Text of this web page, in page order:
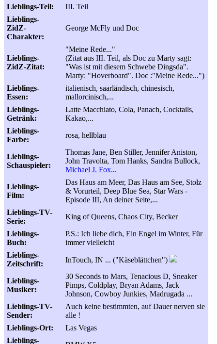
Lieblings-Teil:
III. Teil
Lieblings-
ZidZ-
Charakter:
George McFly und Doc
Lieblings-
ZidZ-Zitat:
"Meine Rede..."
(Zitat aus III. Teil, als Doc zu Marty sagt:
"Was ist mit diesem Schwebe Dingsda".
Marty: "Hoverboard". Doc :"Meine Rede...")
Lieblings-
Essen:
italienisch, saarländisch, chinesisch,
mallorcinisch,...
Lieblings-
Getränk:
Latte Macchiato, Cola, Panach, Cocktails,
Kakao,...
Lieblings-
Farbe:
rosa, hellblau
Lieblings-
Schauspieler:
Thomas Jane, Ben Stiller, Jennifer Aniston,
John Travolta, Tom Hanks, Sandra Bullock,
Michael J. Fox...
Lieblings-
Film:
Das Haus am Meer, Das Haus am See, Stolz
& Vorurteil, Deep Blue Sea, Star Wars -
Episode III, An deiner Seite,...
Lieblings-TV-
Serie:
King of Queens, Chaos City, Becker
Lieblings-
Buch:
P.S.: Ich liebe dich, Ein Engel im Winter, Für
immer vielleicht
Lieblings-
Zeitschrift:
InTouch, IN ... ("Käseblättchen")
Lieblings-
Musiker:
30 Seconds to Mars, Tenacious D, Sneaker
Pimps, Coldplay, Bryan Adams, Jack
Johnson, Cowboy Junkies, Madrugada ...
Lieblings-TV-
Sender:
Auch keine bestimmten, auf Dauer nerven sie
alle !
Lieblings-Ort:
Las Vegas
Lieblings-